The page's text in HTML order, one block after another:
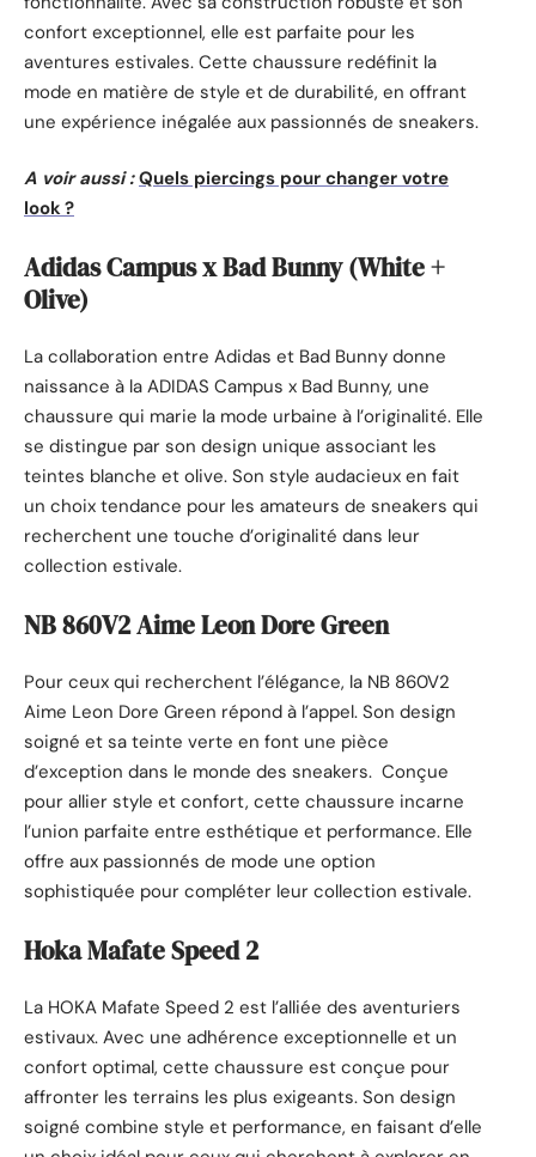
confort exceptionnel, elle est parfaite pour les
aventures estivales. Cette chaussure redéfinit la
mode en matière de style et de durabilité, en offrant
une expérience inégalée aux passionnés de sneakers.
A voir aussi : Quels piercings pour changer votre
look ?
Adidas Campus x Bad Bunny (White +
Olive)
La collaboration entre Adidas et Bad Bunny donne
naissance à la ADIDAS Campus x Bad Bunny, une
chaussure qui marie la mode urbaine à l’originalité. Elle
se distingue par son design unique associant les
teintes blanche et olive. Son style audacieux en fait
un choix tendance pour les amateurs de sneakers qui
recherchent une touche d’originalité dans leur
collection estivale.
NB 860V2 Aime Leon Dore Green
Pour ceux qui recherchent l’élégance, la NB 860V2
Aime Leon Dore Green répond à l’appel. Son design
soigné et sa teinte verte en font une pièce
d’exception dans le monde des sneakers. Conçue
pour allier style et confort, cette chaussure incarne
l’union parfaite entre esthétique et performance. Elle
offre aux passionnés de mode une option
sophistiquée pour compléter leur collection estivale.
Hoka Mafate Speed 2
La HOKA Mafate Speed 2 est l’alliée des aventuriers
estivaux. Avec une adhérence exceptionnelle et un
confort optimal, cette chaussure est conçue pour
affronter les terrains les plus exigeants. Son design
soigné combine style et performance, en faisant d’elle